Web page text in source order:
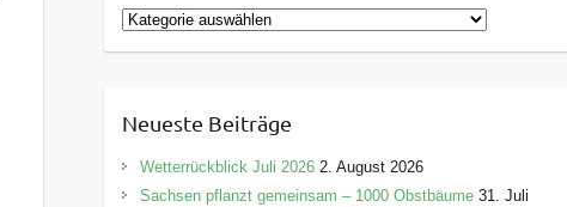
K
a
g
o
r
Neueste Beiträge
Wetterrückblick Juli 2026 2. August 2026
Sachsen pflanzt gemeinsam – 1000 Obstbäume 31. Juli